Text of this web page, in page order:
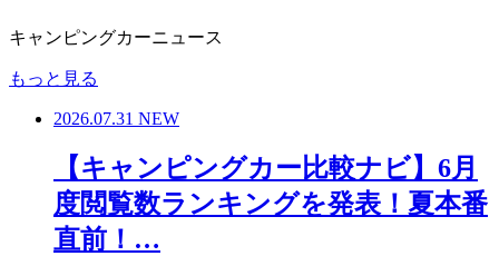
キャンピングカーニュース
もっと見る
2026.07.31 NEW
【キャンピングカー比較ナビ】6月
度閲覧数ランキングを発表！夏本番
直前！…